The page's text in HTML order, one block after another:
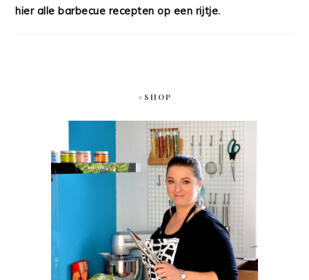
hier alle barbecue recepten op een rijtje.
#SHOP